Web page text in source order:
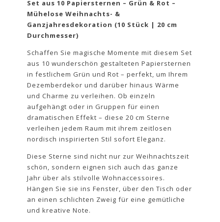
Set aus 10 Papiersternen – Grün & Rot –
Mühelose Weihnachts- &
Ganzjahresdekoration (10 Stück | 20 cm
Durchmesser)
Schaffen Sie magische Momente mit diesem Set
aus 10 wunderschön gestalteten Papiersternen
in festlichem Grün und Rot – perfekt, um Ihrem
Dezemberdekor und darüber hinaus Wärme
und Charme zu verleihen. Ob einzeln
aufgehängt oder in Gruppen für einen
dramatischen Effekt – diese 20 cm Sterne
verleihen jedem Raum mit ihrem zeitlosen
nordisch inspirierten Stil sofort Eleganz.
Diese Sterne sind nicht nur zur Weihnachtszeit
schön, sondern eignen sich auch das ganze
Jahr über als stilvolle Wohnaccessoires.
Hängen Sie sie ins Fenster, über den Tisch oder
an einen schlichten Zweig für eine gemütliche
und kreative Note.